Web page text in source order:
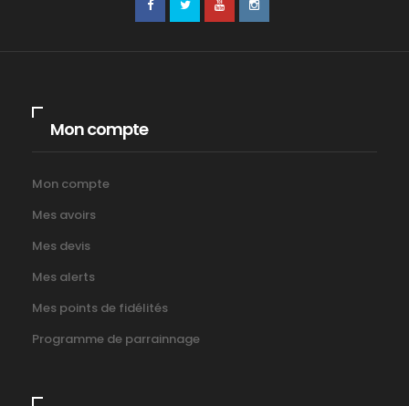
Mon compte
Mon compte
Mes avoirs
Mes devis
Mes alerts
Mes points de fidélités
Programme de parrainnage